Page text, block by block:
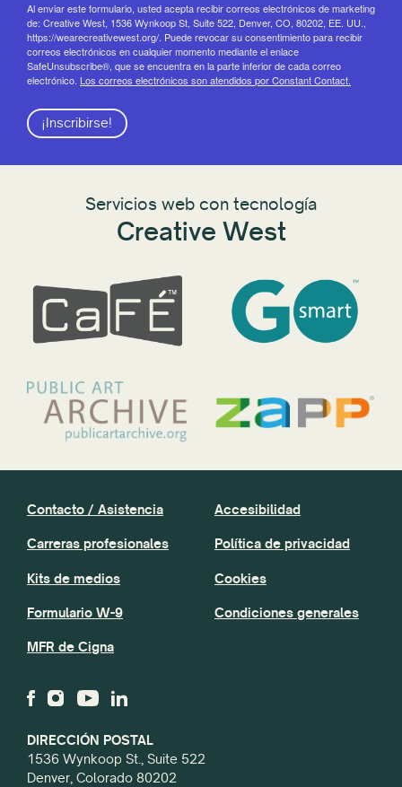
Al enviar este formulario, usted acepta recibir correos electrónicos de marketing
de: Creative West, 1536 Wynkoop St, Suite 522, Denver, CO, 80202, EE. UU.,
https://wearecreativewest.org/. Puede revocar su consentimiento para recibir
correos electrónicos en cualquier momento mediante el enlace
SafeUnsubscribe®, que se encuentra en la parte inferior de cada correo
electrónico. Los correos electrónicos son atendidos por Constant Contact.
¡Inscribirse!
Servicios web con tecnología
Creative West
DIRECCIÓN POSTAL
1536 Wynkoop St., Suite 522
Denver, Colorado 80202
Contacto / Asistencia
Carreras profesionales
Kits de medios
Formulario W-9
MFR de Cigna
Accesibilidad
Política de privacidad
Cookies
Condiciones generales